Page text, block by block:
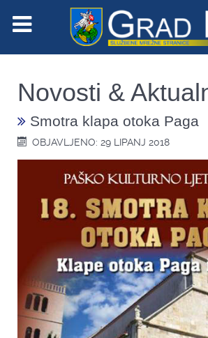
Novosti &
Smotra klapa otoka Paga
OBJAVLJENO: 29 LIPANJ 2018